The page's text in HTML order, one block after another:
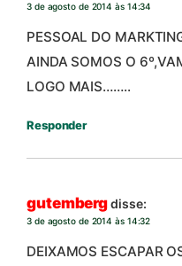
3 de agosto de 2014 às 14:34
PESSOAL DO
AINDA SOMOS O
LOGO MAIS……..
Responder
gutembergdisse:
3 de agosto de 2014 às 14:32
DEIXAMOS ESCAPAR